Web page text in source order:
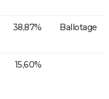
38,87% Ballotage
15,60%